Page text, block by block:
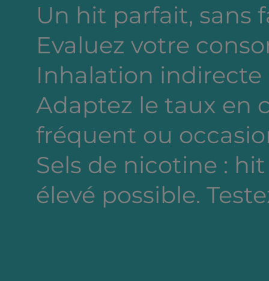
Un hit parfait, sans
Evaluez votre
Inhalation indirecte
Adaptez le taux en
fréquent ou
Sels de nicotine :
élevé possible.